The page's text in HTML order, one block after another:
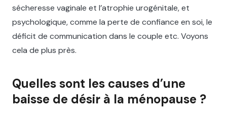
sécheresse vaginale et l’atrophie urogénitale, et
psychologique, comme la perte de confiance en soi, le
déficit de communication dans le couple etc. Voyons
cela de plus près.
Quelles sont les causes d’une
baisse de désir à la ménopause ?